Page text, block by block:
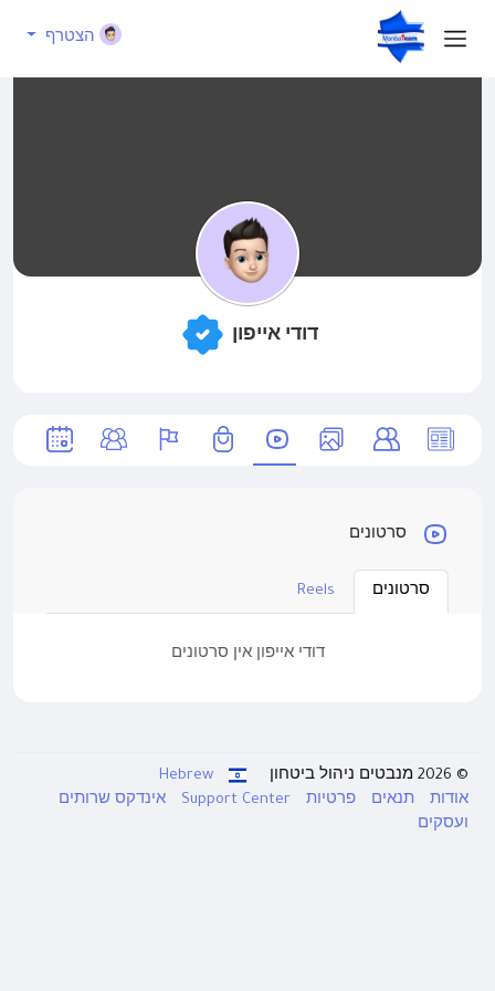
הצטרף
דודי אייפון
סרטונים
סרטונים Reels
דודי אייפון אין סרטונים
© 2026 מנבטים ניהול ביטחון
Hebrew
אודות
תנאים פרטיות Support Center
אינדקס שרותים
ועסקים